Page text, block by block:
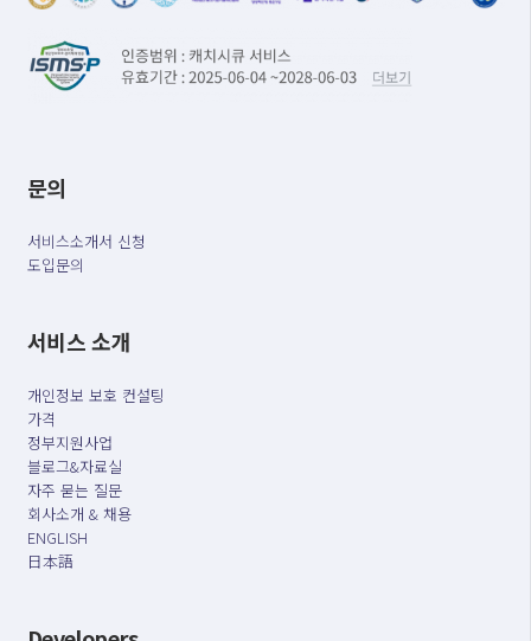
문의
서비스소개서 신청
도입문의
서비스 소개
개인정보 보호 컨설팅
가격
정부지원사업
블로그&자료실
자주 묻는 질문
회사소개 & 채용
ENGLISH
日本語